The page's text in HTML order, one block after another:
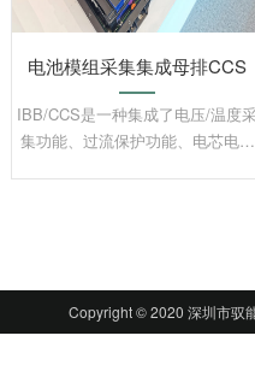
电池模组采集集成母排CCS
IBB/CCS是一种集成了电压/温度
集功能、过流保护功能、电芯电气
Copyright © 2020 深圳市驭